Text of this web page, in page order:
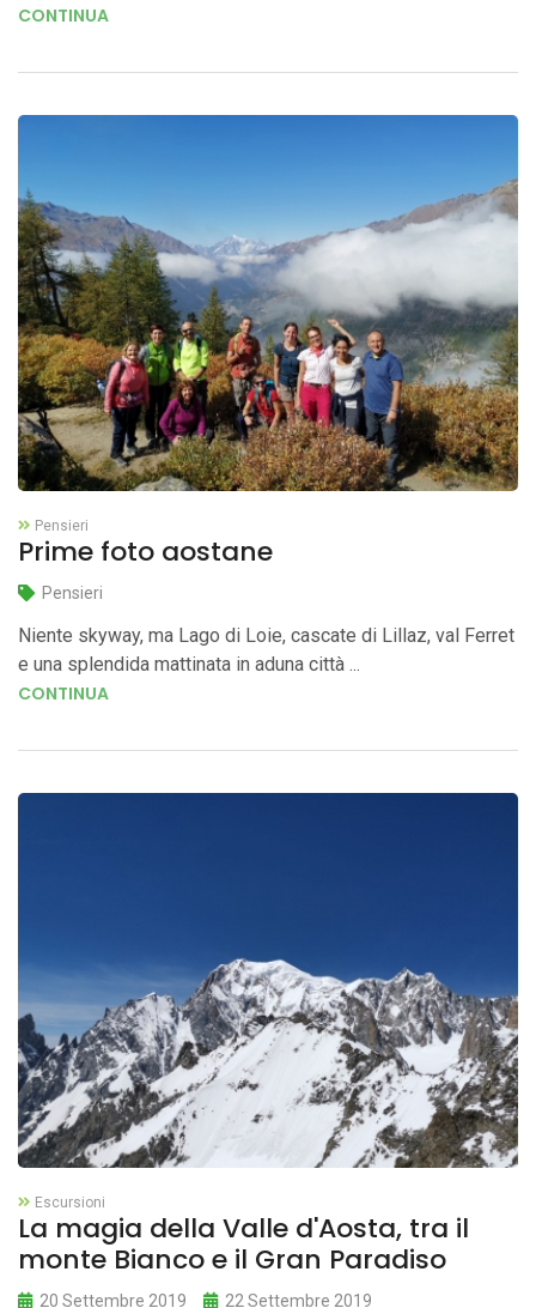
CONTINUA
Pensieri
Prime foto aostane
Pensieri
Niente skyway, ma Lago di Loie, cascate di Lillaz, val Ferret
e una splendida mattinata in aduna città ...
CONTINUA
Escursioni
La magia della Valle d'Aosta, tra il
monte Bianco e il Gran Paradiso
20 Settembre 2019 22 Settembre 2019